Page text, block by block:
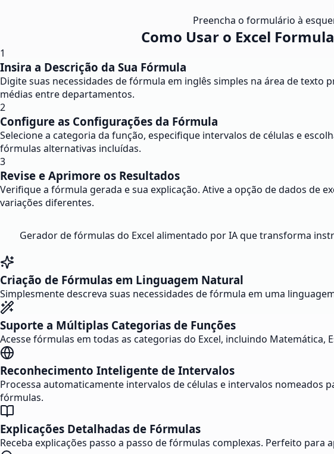
Preencha o formulário à
Como Usar o Excel
1
Insira a Descrição da Sua Fórmula
Digite suas necessidades de fórmula em inglês simples na área de
médias entre departamentos.
2
Configure as Configurações da Fórmula
Selecione a categoria da função, especifique intervalos de células e
fórmulas alternativas incluídas.
3
Revise e Aprimore os Resultados
Verifique a fórmula gerada e sua explicação. Ative a opção de dados de
variações diferentes.
Gerador de fórmulas do Excel alimentado por IA que transforma
Criação de Fórmulas em Linguagem Natural
Simplesmente descreva suas necessidades de fórmula em uma
Suporte a Múltiplas Categorias de Funções
Acesse fórmulas em todas as categorias do Excel, incluindo
Reconhecimento Inteligente de Intervalos
Processa automaticamente intervalos de células e intervalos nomeados
fórmulas.
Explicações Detalhadas de Fórmulas
Receba explicações passo a passo de fórmulas complexas. Perfeito